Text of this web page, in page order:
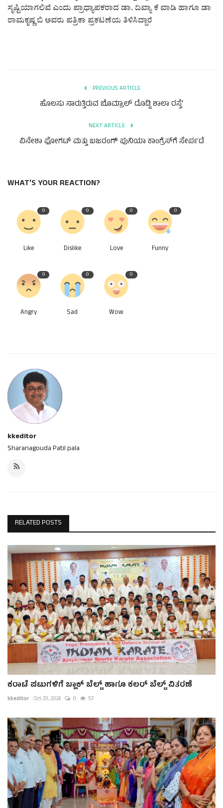
ಸೃಷ್ಟಿಯಾಗಲಿವೆ ಎಂದು ಪ್ರಾಧ್ಯಾಪಕರಾದ ಡಾ. ದಿವ್ಯಾ ಕೆ ವಾಡಿ ಹಾಗೂ ಡಾ
ರಾಮಕೃಷ್ಣ ಬಿ ಅವರು ಪತ್ರಿಕಾ ಪ್ರಕಟಣೆಯ ತಿಳಿಸಿದ್ದಾರೆ
PREVIOUS ARTICLE
ಹೊಲಸು ನಾರುತ್ತಿರುವ ಬೊಮ್ರಾಲ್ ದೊಡ್ಡಿ ಶಾಲಾ ರಸ್ತೆ'
NEXT ARTICLE
ವಿನೇಶಾ ಫೋಗಟ್ ಮತ್ತು ಬಜರಂಗ್ ಪುನಿಯಾ ಕಾಂಗ್ರೆಸ್‌ಗೆ ಸೇರ್ಪಡೆ
WHAT'S YOUR REACTION?
0
Like
0
Dislike
0
Love
0
Funny
0
Angry
0
Sad
0
Wow
kkeditor
Sharanagouda Patil pala
RELATED POSTS
ಕರಾಟೆ ಪಟುಗಳಿಗೆ ಬ್ಲಾಕ್ ಬೆಲ್ಟ್ ಹಾಗೂ ಕಲರ್ ಬೆಲ್ಟ್ ವಿತರಣೆ
kkeditor Oct 20, 2024 0 57